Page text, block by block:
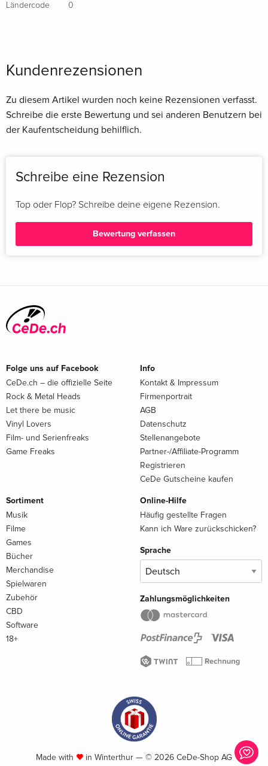
Ländercode
0
Kundenrezensionen
Zu diesem Artikel wurden noch keine Rezensionen verfasst.
Schreibe die erste Bewertung und sei anderen Benutzern bei
der Kaufentscheidung behilflich.
Schreibe eine Rezension
Top oder Flop? Schreibe deine eigene Rezension.
Bewertung verfassen
Folge uns auf Facebook
CeDe.ch – die offizielle Seite
Rock & Metal Heads
Let there be music
Vinyl Lovers
Film- und Serienfreaks
Game Freaks
Info
Kontakt & Impressum
Firmenportrait
AGB
Datenschutz
Stellenangebote
Partner-/Affiliate-Programm
Registrieren
CeDe Gutscheine kaufen
Sortiment
Musik
Filme
Games
Bücher
Merchandise
Spielwaren
Zubehör
CBD
Software
18+
Online-Hilfe
Häufig gestellte Fragen
Kann ich Ware zurückschicken?
Sprache
Zahlungsmöglichkeiten
Made with in Winterthur — © 2026 CeDe-Shop AG